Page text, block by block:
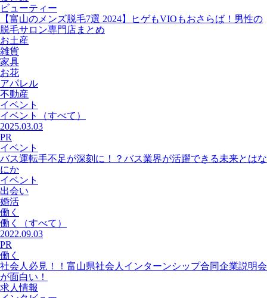
ビューティー
【富山のメンズ脱毛7選 2024】ヒゲもVIOもおさらば！男性の
脱毛サロン専門店まとめ
お土産
雑貨
家具
お花
アパレル
不動産
イベント
イベント
（すべて）
2025.03.03
PR
イベント
バス運転手不足が深刻に！？バス業界が活躍できる未来とはな
にか
イベント
出会い
婚活
働く
働く
（すべて）
2022.09.03
PR
働く
社会人必見！！富山県社会人インターンシップ合同企業説明会
が面白い！
求人情報